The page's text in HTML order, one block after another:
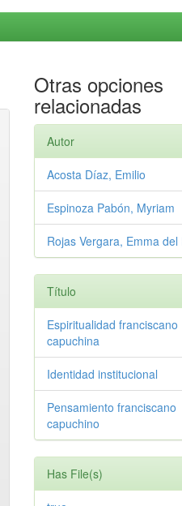
Otras opciones
relacionadas
Autor
Acosta Díaz, Emilio
Espinoza Pabón, Myriam
Rojas Vergara, Emma del
Título
Espiritualidad franciscano
capuchina
Identidad institucional
Pensamiento franciscano
capuchino
Has File(s)